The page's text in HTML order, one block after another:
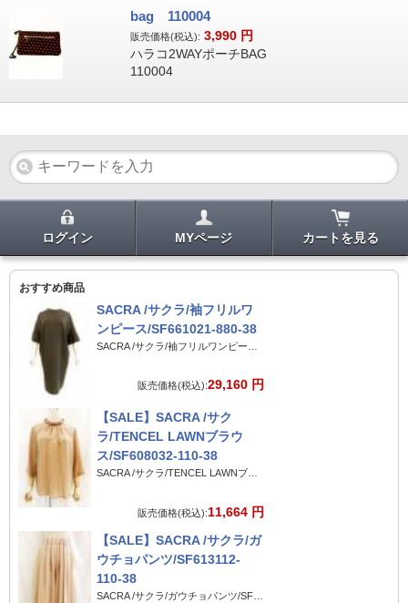
bag 110004
販売価格(税込): 3,990 円
ハラコ2WAYポーチBAG
110004
ログイン MYページ カートを見る
おすすめ商品
SACRA /サクラ/袖フリルワ
ンピース/SF661021-880-38
販売価格(税込):29,160 円
【SALE】SACRA /サク
ラ/TENCEL LAWNブラウ
ス/SF608032-110-38
販売価格(税込):11,664 円
【SALE】SACRA /サクラ/ガ
ウチョパンツ/SF613112-
110-38